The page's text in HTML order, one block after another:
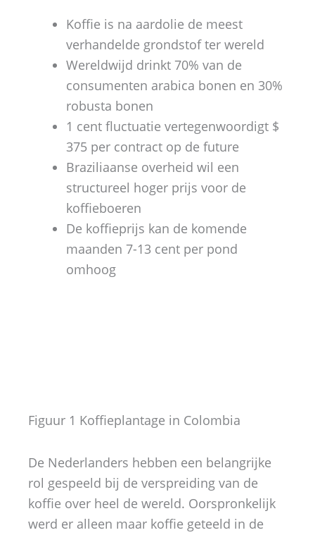
Koffie is na aardolie de meest
verhandelde grondstof ter wereld
Wereldwijd drinkt 70% van de
consumenten arabica bonen en 30%
robusta bonen
1 cent fluctuatie vertegenwoordigt $
375 per contract op de future
Braziliaanse overheid wil een
structureel hoger prijs voor de
koffieboeren
De koffieprijs kan de komende
maanden 7-13 cent per pond
omhoog
Figuur 1 Koffieplantage in Colombia
De Nederlanders hebben een belangrijke
rol gespeeld bij de verspreiding van de
koffie over heel de wereld. Oorspronkelijk
werd er alleen maar koffie geteeld in de